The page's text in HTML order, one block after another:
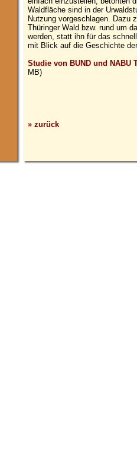
Waldfläche sind in der
Nutzung vorgeschlagen. Dazu
Thüringer Wald bzw. rund um
werden, statt ihn für das
mit Blick auf die Geschichte
Studie von BUND und
MB)
» zurück